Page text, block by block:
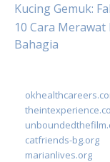
Kucing Gemuk:
10 Cara
Bahagia
catfriends-bg.org
marianlives.org